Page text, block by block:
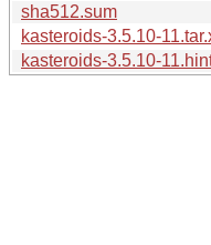
sha512.sum
kasteroids-3.5.10-
kasteroids-3.5.10-